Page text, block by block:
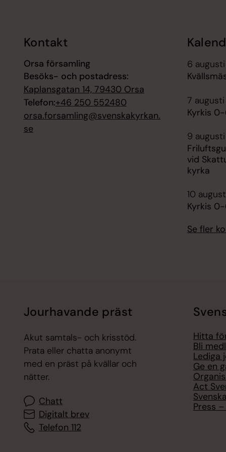
Kontakt
Orsa församling
Besöks- och postadress:
Kaplansgatan 14, 79430 Orsa
Telefon:+46 250 552480
orsa.forsamling@svenskakyrkan.
se
6 augusti
7
Kyrkis
9 augusti
vid
kyrka
10
Kyrkis
Se fler
Jourhavande präst
Akut samtals- och krisstöd.
Prata eller chatta anonymt
med en präst på kvällar och
nätter.
Chatt
Digitalt brev
Telefon 112
Hitta
Bli
Lediga
Ge en
Act
Press